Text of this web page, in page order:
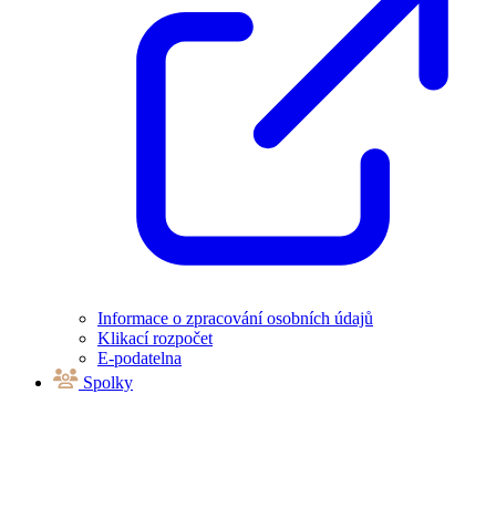
Informace o zpracování osobních údajů
Klikací rozpočet
E-podatelna
Spolky